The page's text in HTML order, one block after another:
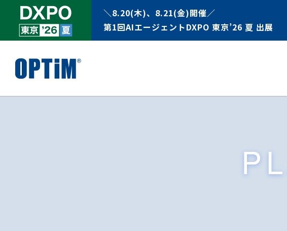
＼8.20(木)、8.21(金)開催／
第1回AIエージェントDXPO 東京’26 夏 出展